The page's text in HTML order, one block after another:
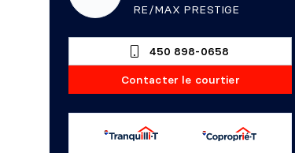
RE/MAX PRESTIGE
450 898-0658
Contacter le courtier